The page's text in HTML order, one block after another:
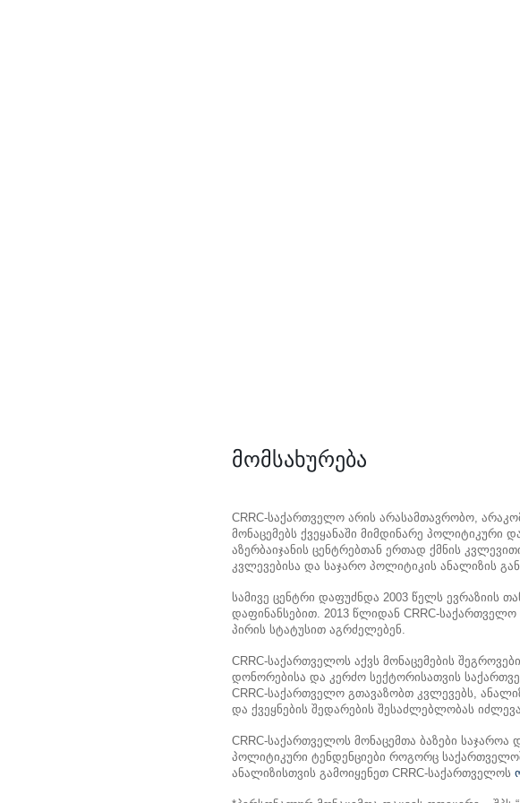
მომსახურება
CRRC-საქართველო არის არასამთავრობო,
მონაცემებს ქვეყანაში მიმდინარე პოლიტიკური
აზერბაიჯანის ცენტრებთან ერთად ქმნის
კვლევებისა და საჯარო პოლიტიკის ანალიზის
სამივე ცენტრი დაფუძნდა 2003 წელს ევრაზიის
დაფინანსებით. 2013 წლიდან CRRC-
პირის სტატუსით აგრძელებენ.
CRRC-საქართველოს აქვს მონაცემების
დონორებისა და კერძო სექტორისათვის
CRRC-საქართველო გთავაზობთ კვლევებს,
და ქვეყნების შედარების შესაძლებლობას იძლევა.
CRRC-საქართველოს მონაცემთა ბაზები
პოლიტიკური ტენდენციები როგორც
ანალიზისთვის გამოიყენეთ CRRC-საქართველოს